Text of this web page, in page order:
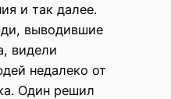
и так далее.
выводившие
видели
недалеко от
Один решил